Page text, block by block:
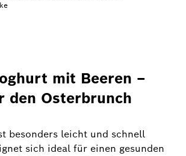
mit Beeren –
den Osterbrunch
besonders leicht und schnell
sich ideal für einen gesunden